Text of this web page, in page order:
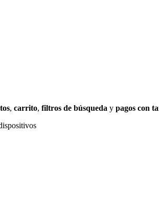
, carrito, filtros de búsqueda y pagos con